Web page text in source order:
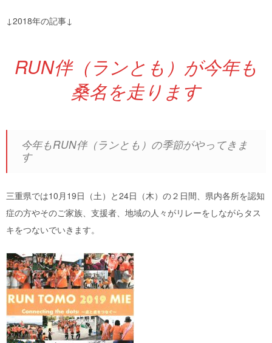
↓2018年の記事↓
RUN伴（ランとも）が今年も
桑名を走ります
今年もRUN伴（ランとも）の季節がやってきま
す
三重県では10月19日（土）と24日（木）の２日間、県内各所を認知
症の方やそのご家族、支援者、地域の人々がリレーをしながらタス
キをつないでいきます。